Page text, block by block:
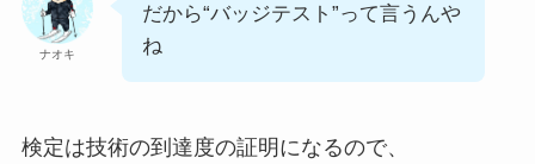
ナオキ
だから“バッジテスト”って言うんや
ね
検定は技術の到達度の証明になるので、